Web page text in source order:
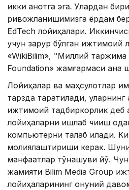
икки қанотга эга. Улардан
ривожланишимизга ёрдам
EdTech лойиҳалари.
учун зарур бўлган ижтимоий
«WikiBilim», "Миллий
Foundation» жамғармаси ана
Лойиҳалар ва маҳсулотлар
тарзда тарқатилади,
ижтимоий тадбиркорлик деб
лойиҳаларни ишлаб чиқиш
компьютерни талаб қилади.
молиялаштириши керак.
манфаатлар тўқнашуви йўқ.
жамияти Bilim Media Group
лойиҳаларининг қонуний